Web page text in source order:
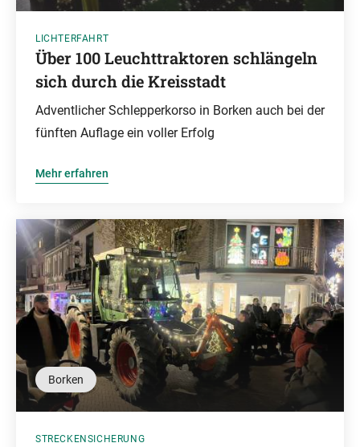
LICHTERFAHRT
Über 100 Leuchttraktoren schlängeln
sich durch die Kreisstadt
Adventlicher Schlepperkorso in Borken auch bei der
fünften Auflage ein voller Erfolg
Mehr erfahren
Borken
STRECKENSICHERUNG